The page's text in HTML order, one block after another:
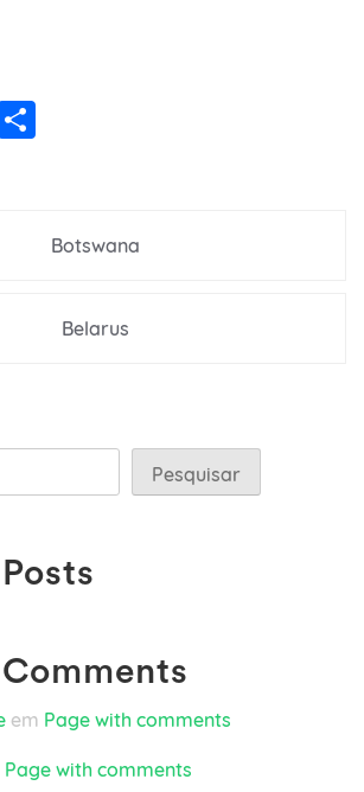
Botswana
Belarus
Pesquisar
em Page with comments
Page with comments